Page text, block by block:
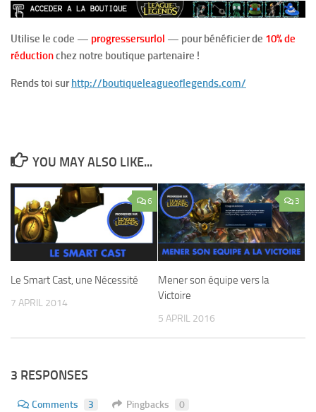
Utilise le code — progressersurlol — pour bénéficier de 10% de
réductionchez notre boutique partenaire !
Rends toi surhttp://boutiqueleagueoflegends.com/
YOU MAY ALSO LIKE...
6
Le Smart Cast, une Nécessité
7 APRIL 2014
3
Mener son équipe vers la
Victoire
5 APRIL 2016
3 RESPONSES
Comments 3 Pingbacks 0